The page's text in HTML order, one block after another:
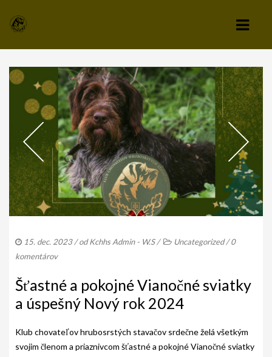
KLUB
VÝBOR KLUBU
STANOVY KLUBU
CHOVATEĽSKÝ A ZÁPISNÝ PORIADOK
SPRAVODAJCA
TLAČIVÁ A PRIHLÁŠKY
ZÁPISNICE Z ČLENSKEJ SCHÔDZE
AKO BYT ČLENOM KCHHS
OZNAMY / NEWS
DEUTSCH DRAHTHAAR
ŠTANDARD
15. dec. 2023/ odKchhs Admin - W.S/ Uncategorized/0
komentárov
Šťastné a pokojné Vianočné sviatky
a úspešný Nový rok 2024
Klub chovateľov hrubosrstých stavačov srdečne želá všetkým
svojim členom a priaznivcom šťastné a pokojné Vianočné sviatky